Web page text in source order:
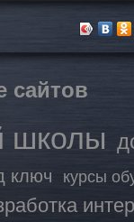
сайтов
школы
ключ курсы